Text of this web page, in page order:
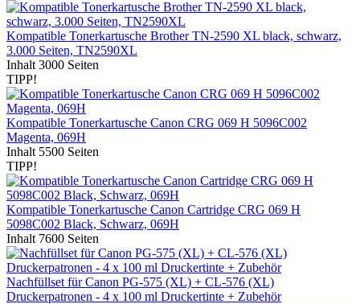
Kompatible Tonerkartusche Brother TN-2590 XL black, schwarz,
3.000 Seiten, TN2590XL
Inhalt 3000 Seiten
TIPP!
Kompatible Tonerkartusche Canon CRG 069 H 5096C002
Magenta, 069H
Inhalt 5500 Seiten
TIPP!
Kompatible Tonerkartusche Canon Cartridge CRG 069 H
5098C002 Black, Schwarz, 069H
Inhalt 7600 Seiten
Nachfüllset für Canon PG-575 (XL) + CL-576 (XL)
Druckerpatronen - 4 x 100 ml Druckertinte + Zubehör